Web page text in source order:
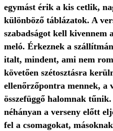
egymást érik a kis cetlik,
különböző táblázatok. A
szabadságot kell kivennem
meló. Érkeznek a
italt, mindent, ami nem
követően szétosztásra
ellenőrzőpontra mennek, a
összefüggő halomnak
néhányan a verseny előtt
fel a csomagokat,